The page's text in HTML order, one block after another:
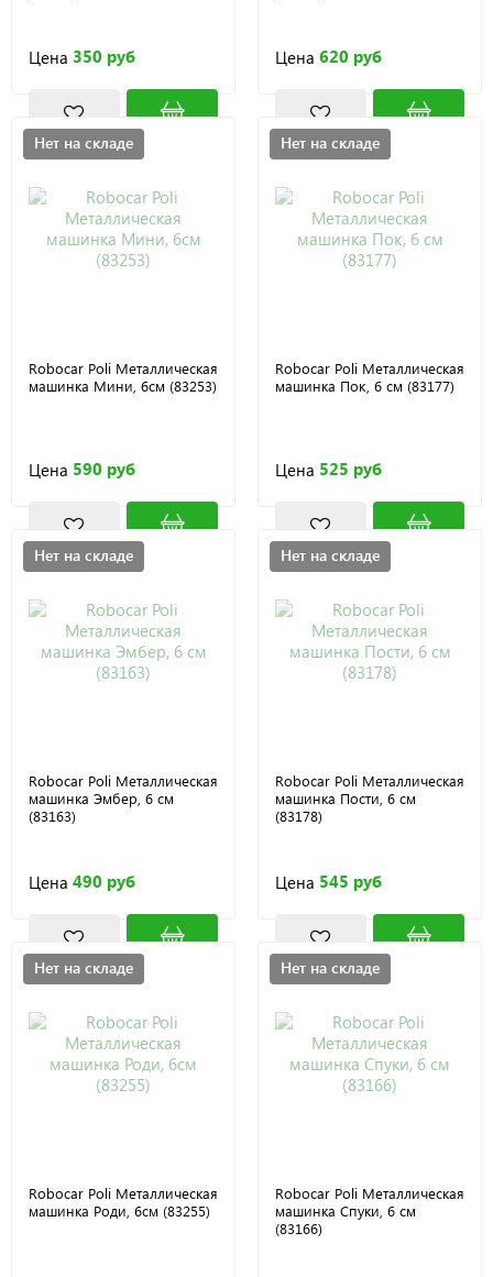
Цена 350 руб Цена 620 руб
Нет на складе
Robocar Poli Металлическая
машинка Мини, 6см (83253)
Цена 590 руб
Нет на складе
Robocar Poli Металлическая
машинка Пок, 6 см (83177)
Цена 525 руб
Нет на складе
Robocar Poli Металлическая
машинка Эмбер, 6 см
(83163)
Цена 490 руб
Нет на складе
Robocar Poli Металлическая
машинка Пости, 6 см
(83178)
Цена 545 руб
Нет на складе
Robocar Poli Металлическая
машинка Роди, 6см (83255)
Нет на складе
Robocar Poli Металлическая
машинка Спуки, 6 см
(83166)